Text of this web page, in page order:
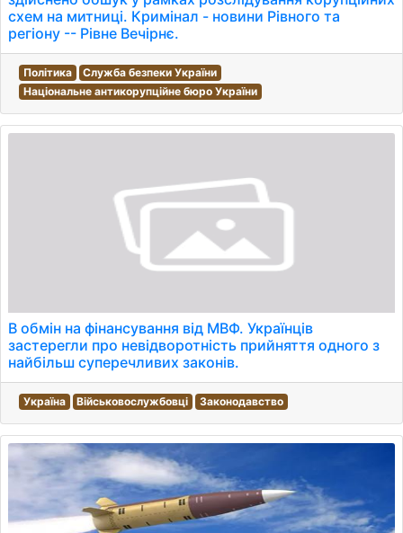
схем на митниці. Кримінал - новини Рівного та
регіону -- Рівне Вечірнє.
Політика
Служба безпеки України
Національне антикорупційне бюро України
В обмін на фінансування від МВФ. Українців
застерегли про невідворотність прийняття одного з
найбільш суперечливих законів.
Україна Військовослужбовці Законодавство